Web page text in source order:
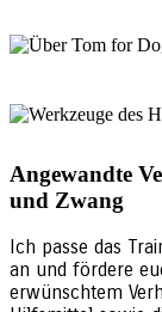
Angewandte
und Zwang
Ich passe das
an und fördere
erwünschtem